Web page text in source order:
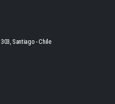
Santiago - Chile